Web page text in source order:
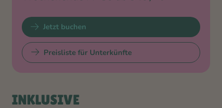
Jetzt buchen
Preisliste für Unterkünfte
INKLUSIVE